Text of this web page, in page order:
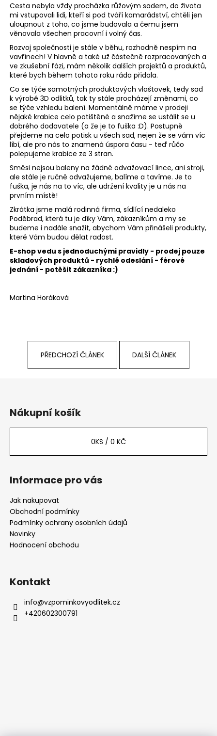
Cesta nebyla vždy procházka růžovým sadem, do života
mi vstupovali lidi, kteří si pod tváří kamarádství, chtěli jen
uloupnout z toho, co jsme budovala a čemu jsem
věnovala všechen pracovní i volný čas.
Rozvoj společnosti je stále v běhu, rozhodně nespím na
vavřínech! V hlavně a také už částečně rozpracovaných a
ve zkušební fázi, mám několik dalších projektů a produktů,
které bych během tohoto roku ráda přidala.
Co se týče samotných produktových vlaštovek, tedy sad
k výrobě 3D odlitků, tak ty stále procházejí změnami, co
se týče vzhledu balení. Momentálně máme v prodeji
nějaké krabice celo potištěné a snažíme se ustálit se u
dobrého dodavatele (a že je to fuška :D). Postupně
přejdeme na celo potisk u všech sad, nejen že se vám víc
líbí, ale pro nás to znamená úspora času - teď růčo
polepujeme krabice ze 3 stran.
Směsi nejsou baleny na žádné odvažovací lince, ani stroji,
ale stále je ručně odvažujeme, balíme a tavíme. Je to
fuška, je nás na to víc, ale udržení kvality je u nás na
prvním místě!
Zkrátka jsme malá rodinná firma, sídlící nedaleko
Poděbrad, která tu je díky Vám, zákazníkům a my se
budeme i nadále snažit, abychom Vám přinášeli produkty,
které Vám budou dělat radost.
E-shop vedu s jednoduchými pravidly - prodej pouze
skladových produktů - rychlé odeslání - férové
jednání - potěšit zákazníka :)
Martina Horáková
PŘEDCHOZÍ ČLÁNEK DALŠÍ ČLÁNEK
D
o
p
o
r
u
č
u
j
e
m
e
SOUROZENECKÝ
3D
ODLITEK
429
Kč
Původně:
449
Kč
Z
Nákupní košík
0KS / 0 KČ
Informace pro vás
Jak nakupovat
Obchodní podmínky
Podmínky ochrany osobních údajů
Novinky
Hodnocení obchodu
Kontakt
info@vzpominkovyodlitek.cz
+420602300791